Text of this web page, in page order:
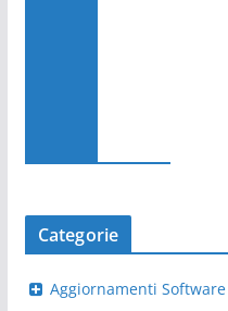
Categorie
Aggiornamenti Software